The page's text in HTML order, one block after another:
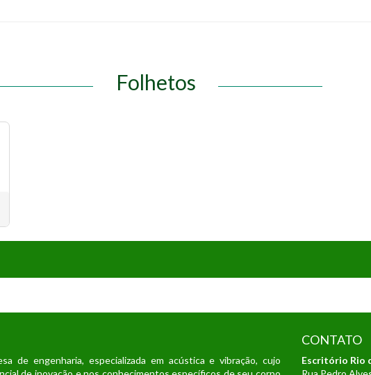
Folhetos
de engenharia, especializada em acústica e vibração, cujo
CONTATO
Escritório Rio